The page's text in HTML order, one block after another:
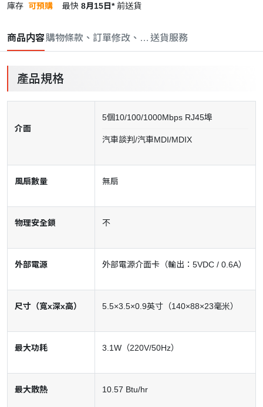
庫存 可預購 最快 8月15日* 前送貨
商品内容購物條款、訂單修改、取消與退款政策
送貨服務
產品規格
介面
5個10/100/1000Mbps RJ45埠
汽車談判/汽車MDI/MDIX
風扇數量 無扇
物理安全鎖 不
外部電源 外部電源介面卡（輸出：5VDC / 0.6A）
尺寸（寬x深x高） 5.5×3.5×0.9英寸（140×88×23毫米）
最大功耗 3.1W（220V/50Hz）
最大散熱 10.57 Btu/hr